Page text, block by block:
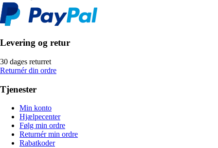
Levering og retur
30 dages returret
Returnér din ordre
Tjenester
Min konto
Hjælpecenter
Følg min ordre
Returnér min ordre
Rabatkoder